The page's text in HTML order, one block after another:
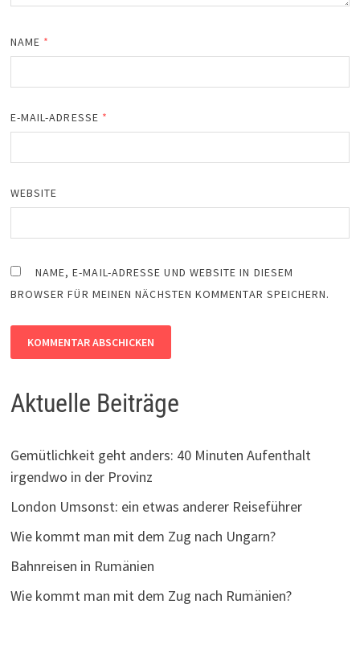
NAME *
E-MAIL-ADRESSE *
WEBSITE
NAME, E-MAIL-ADRESSE UND WEBSITE IN DIESEM
BROWSER FÜR MEINEN NÄCHSTEN KOMMENTAR SPEICHERN.
Aktuelle Beiträge
Gemütlichkeit geht anders: 40 Minuten Aufenthalt
irgendwo in der Provinz
London Umsonst: ein etwas anderer Reiseführer
Wie kommt man mit dem Zug nach Ungarn?
Bahnreisen in Rumänien
Wie kommt man mit dem Zug nach Rumänien?